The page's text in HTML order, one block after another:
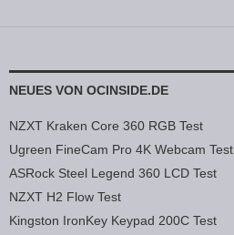
NEUES VON OCINSIDE.DE
NZXT Kraken Core 360 RGB Test
Ugreen FineCam Pro 4K Webcam Test
ASRock Steel Legend 360 LCD Test
NZXT H2 Flow Test
Kingston IronKey Keypad 200C Test